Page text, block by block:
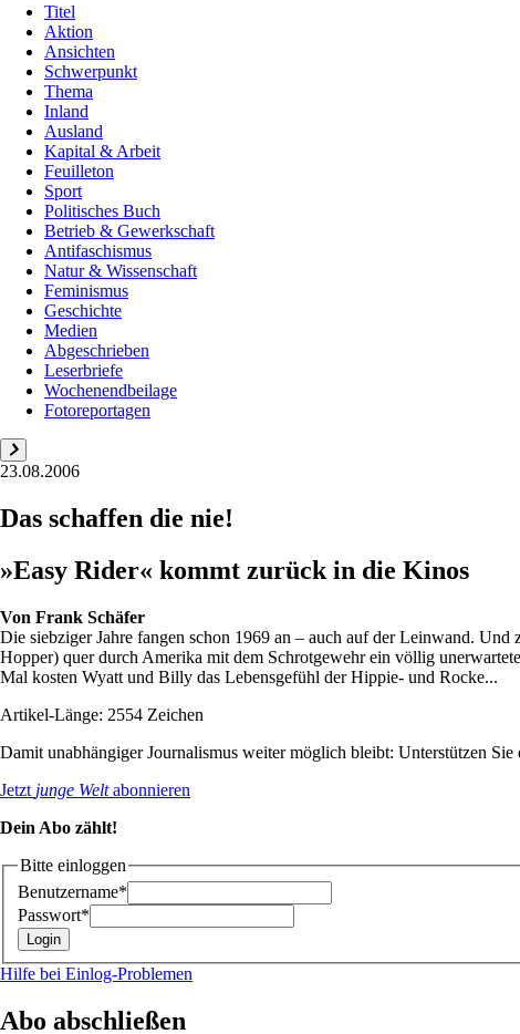
Titel
Aktion
Ansichten
Schwerpunkt
Thema
Inland
Ausland
Kapital & Arbeit
Feuilleton
Sport
Politisches Buch
Betrieb & Gewerkschaft
Antifaschismus
Natur & Wissenschaft
Feminismus
Geschichte
Medien
Abgeschrieben
Leserbriefe
Wochenendbeilage
Fotoreportagen
23.08.2006
Das schaffen die nie!
»Easy Rider« kommt zurück in die Kinos
Von Frank Schäfer
Die siebziger Jahre fangen schon 1969 an – auch auf der Leinwand.
Hopper) quer durch Amerika mit dem Schrotgewehr ein völlig
Mal kosten Wyatt und Billy das Lebensgefühl der Hippie- und Rocke...
Artikel-Länge: 2554 Zeichen
Damit unabhängiger Journalismus weiter möglich bleibt: Unterstützen
Jetzt junge Weltabonnieren
Dein Abo zählt!
Bitte einloggen
Benutzername*
Passwort*
Hilfe bei Einlog-Problemen
Abo abschließen